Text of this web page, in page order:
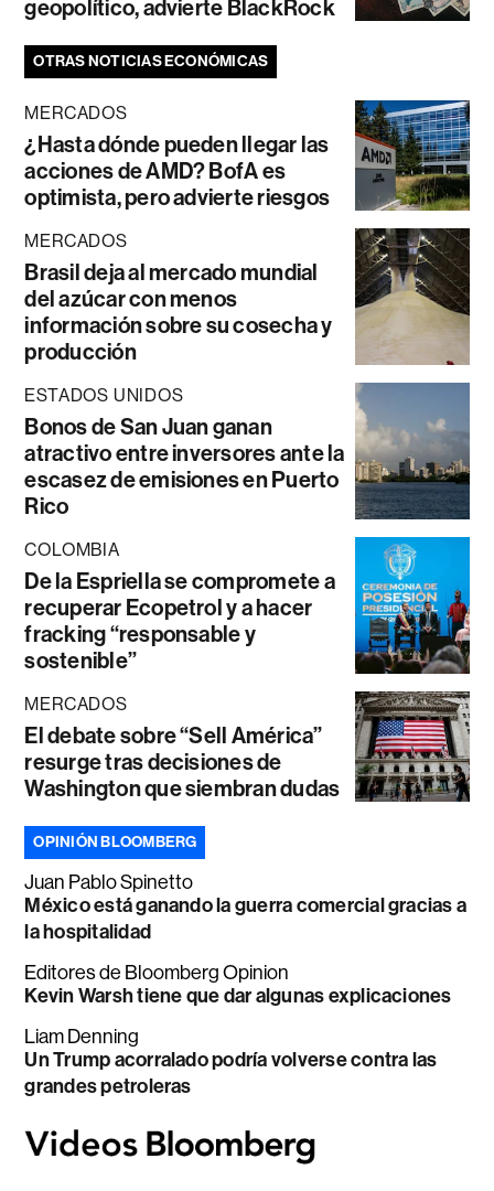
geopolítico, advierte BlackRock
OTRAS NOTICIAS ECONÓMICAS
MERCADOS
¿Hasta dónde pueden llegar las
acciones de AMD? BofA es
optimista, pero advierte riesgos
MERCADOS
Brasil deja al mercado mundial
del azúcar con menos
información sobre su cosecha y
producción
ESTADOS UNIDOS
Bonos de San Juan ganan
atractivo entre inversores ante la
escasez de emisiones en Puerto
Rico
COLOMBIA
De la Espriella se compromete a
recuperar Ecopetrol y a hacer
fracking “responsable y
sostenible”
MERCADOS
El debate sobre “Sell América”
resurge tras decisiones de
Washington que siembran dudas
OPINIÓN BLOOMBERG
Juan Pablo Spinetto
México está ganando la guerra comercial gracias a
la hospitalidad
Editores de Bloomberg Opinion
Kevin Warsh tiene que dar algunas explicaciones
Liam Denning
Un Trump acorralado podría volverse contra las
grandes petroleras